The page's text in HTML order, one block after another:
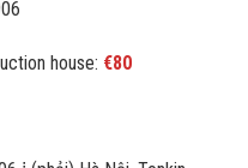
house: €80